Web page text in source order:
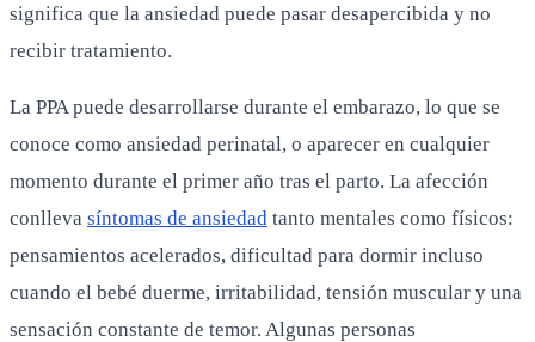
significa que la ansiedad puede pasar desapercibida y no
recibir tratamiento.
La PPA puede desarrollarse durante el embarazo, lo que se
conoce como ansiedad perinatal, o aparecer en cualquier
momento durante el primer año tras el parto. La afección
conlleva síntomas de ansiedad tanto mentales como físicos:
pensamientos acelerados, dificultad para dormir incluso
cuando el bebé duerme, irritabilidad, tensión muscular y una
sensación constante de temor. Algunas personas